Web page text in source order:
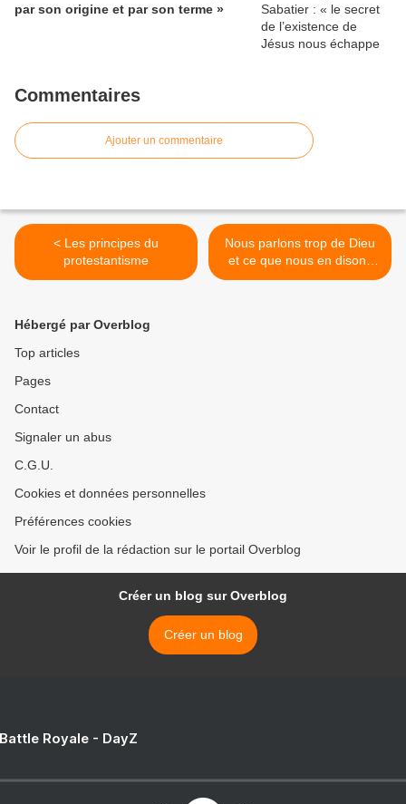
par son origine et par son terme »
Commentaires
Ajouter un commentaire
< Les principes du
protestantisme
Nous parlons trop de Dieu
et ce que nous en disons
est trop léger >
Hébergé par Overblog
Top articles
Pages
Contact
Signaler un abus
C.G.U.
Cookies et données personnelles
Préférences cookies
Voir le profil de la rédaction sur le portail Overblog
Créer un blog sur Overblog
Créer un blog
Royale - DayZ